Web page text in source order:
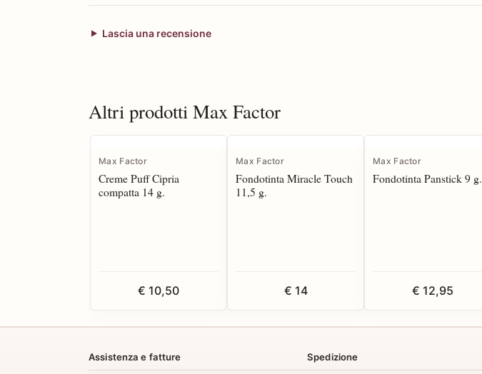
Lascia una recensione
Altri prodotti Max Factor
Max Factor
Creme Puff Cipria
compatta 14 g.
€ 10,50
Max Factor
Fondotinta Miracle Touch
11,5 g.
€ 14
Max Factor
Fondotinta Panstick 9 g.
€ 12,95
Assistenza e fatture Spedizione